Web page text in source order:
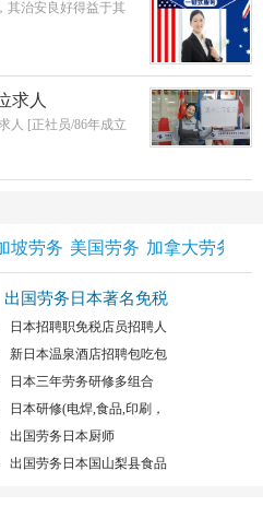
其治安良好得益于其
求人
人 [正社员/86年成立
坡劳务 美国劳务 加拿大劳务
出国劳务日本著名免税
日本招聘职免税店员招聘人
新日本温泉酒店招聘包吃包
日本三年劳务研修多组合
日本研修(电焊,食品,印刷，
出国劳务日本厨师
出国劳务日本国山梨县食品